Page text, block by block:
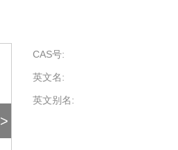
>
CAS号:
英文名:
英文别名: